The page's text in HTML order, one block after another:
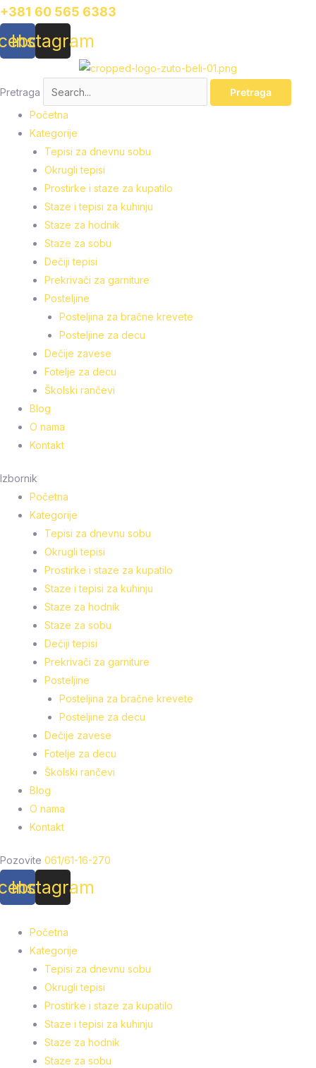
Pređi
na
sadržaj
+381 60 565 6383
Instagram
Pretraga
Pretraga
Početna
Kategorije
Tepisi za dnevnu sobu
Okrugli tepisi
Prostirke i staze za kupatilo
Staze i tepisi za kuhinju
Staze za hodnik
Staze za sobu
Dečiji tepisi
Prekrivači za garniture
Posteljine
Posteljina za bračne krevete
Posteljine za decu
Dečije zavese
Fotelje za decu
Školski rančevi
Blog
O nama
Kontakt
Izbornik
Početna
Kategorije
Tepisi za dnevnu sobu
Okrugli tepisi
Prostirke i staze za kupatilo
Staze i tepisi za kuhinju
Staze za hodnik
Staze za sobu
Dečiji tepisi
Prekrivači za garniture
Posteljine
Posteljina za bračne krevete
Posteljine za decu
Dečije zavese
Fotelje za decu
Školski rančevi
Blog
O nama
Kontakt
Pozovite 061/61-16-270
Instagram
Početna
Kategorije
Tepisi za dnevnu sobu
Okrugli tepisi
Prostirke i staze za kupatilo
Staze i tepisi za kuhinju
Staze za hodnik
Staze za sobu
Set
za
kupatilo
sa
gumenom
podlogom
40x60cm
60x90cm,
quantity